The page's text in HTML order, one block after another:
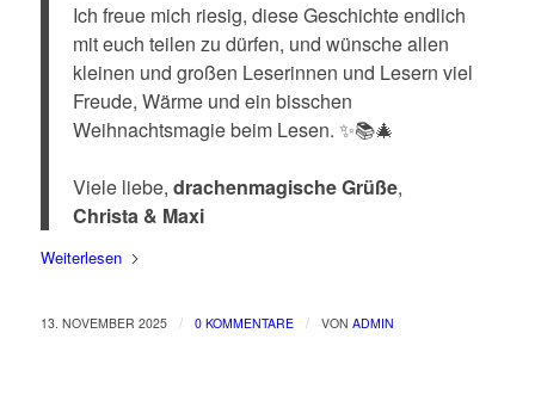
Ich freue mich riesig, diese Geschichte endlich
mit euch teilen zu dürfen, und wünsche allen
kleinen und großen Leserinnen und Lesern viel
Freude, Wärme und ein bisschen
Weihnachtsmagie beim Lesen. ✨📚🎄
Viele liebe, drachenmagische Grüße,
Christa & Maxi
Weiterlesen
13. NOVEMBER 2025 / 0 KOMMENTARE / VON ADMIN